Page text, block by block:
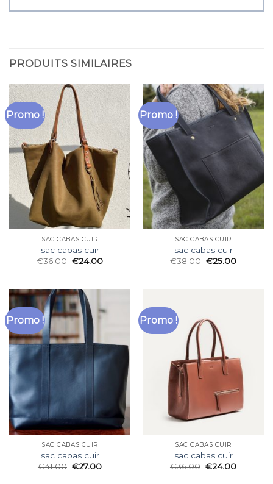
PRODUITS SIMILAIRES
Promo !
SAC CABAS CUIR
sac cabas cuir
€36.00 €24.00
Promo !
SAC CABAS CUIR
sac cabas cuir
€38.00 €25.00
Promo !
SAC CABAS CUIR
sac cabas cuir
€41.00 €27.00
Promo !
SAC CABAS CUIR
sac cabas cuir
€36.00 €24.00